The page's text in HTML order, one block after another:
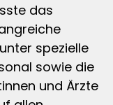
das
spezielle
sowie die
und Ärzte